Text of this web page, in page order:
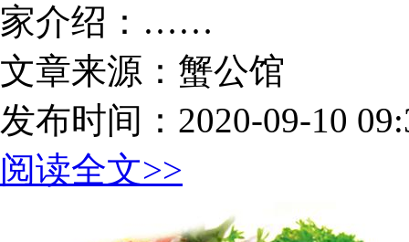
家介绍：……
文章来源：蟹公馆
发布时间：2020-09-10
阅读全文>>